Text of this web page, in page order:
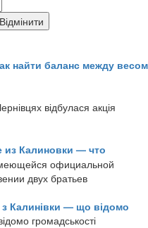
найти баланс между весом
відбулася акція
из Калиновки — что
официальной
двух братьев
Калинівки — що відомо
громадськості